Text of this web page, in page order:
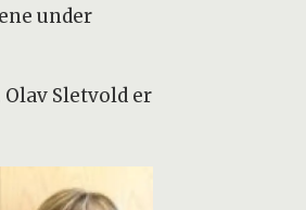
under
Sletvold er